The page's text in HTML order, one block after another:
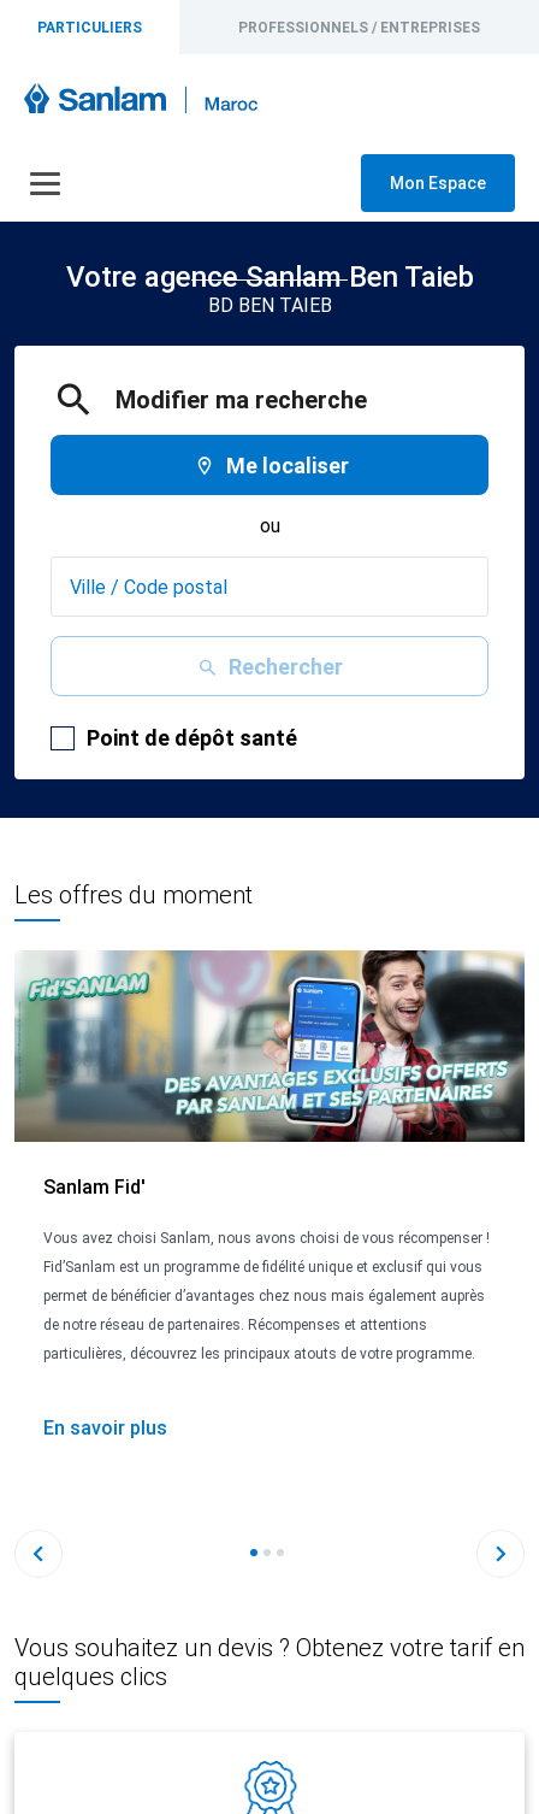
PARTICULIERS PROFESSIONNELS / ENTREPRISES
Mon Espace
Votre agence Sanlam Ben Taieb
BD BEN TAIEB
Modifier ma recherche
Me localiser
ou
Rechercher
Point de dépôt santé
Les offres du moment
Sanlam Fid'
Vous avez choisi Sanlam, nous avons choisi de vous récompenser !
Fid’Sanlam est un programme de fidélité unique et exclusif qui vous
permet de bénéficier d’avantages chez nous mais également auprès
de notre réseau de partenaires. Récompenses et attentions
particulières, découvrez les principaux atouts de votre programme.
En savoir plus
Vous souhaitez un devis ? Obtenez votre tarif en
quelques clics